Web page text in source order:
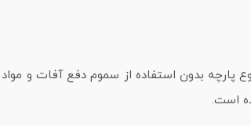
پارچه بدون استفاده از سموم دفع آفات و
است.